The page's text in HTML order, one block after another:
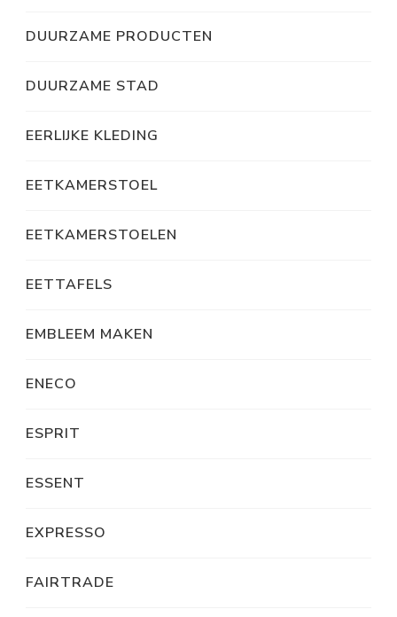
DUURZAME PRODUCTEN
DUURZAME STAD
EERLIJKE KLEDING
EETKAMERSTOEL
EETKAMERSTOELEN
EETTAFELS
EMBLEEM MAKEN
ENECO
ESPRIT
ESSENT
EXPRESSO
FAIRTRADE